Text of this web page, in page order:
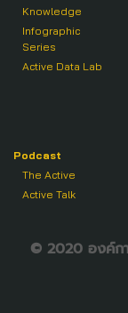
Knowledge
Infographic
Series
Active Data Lab
Podcast
The Active
Active Talk
© 2020 องค์กา